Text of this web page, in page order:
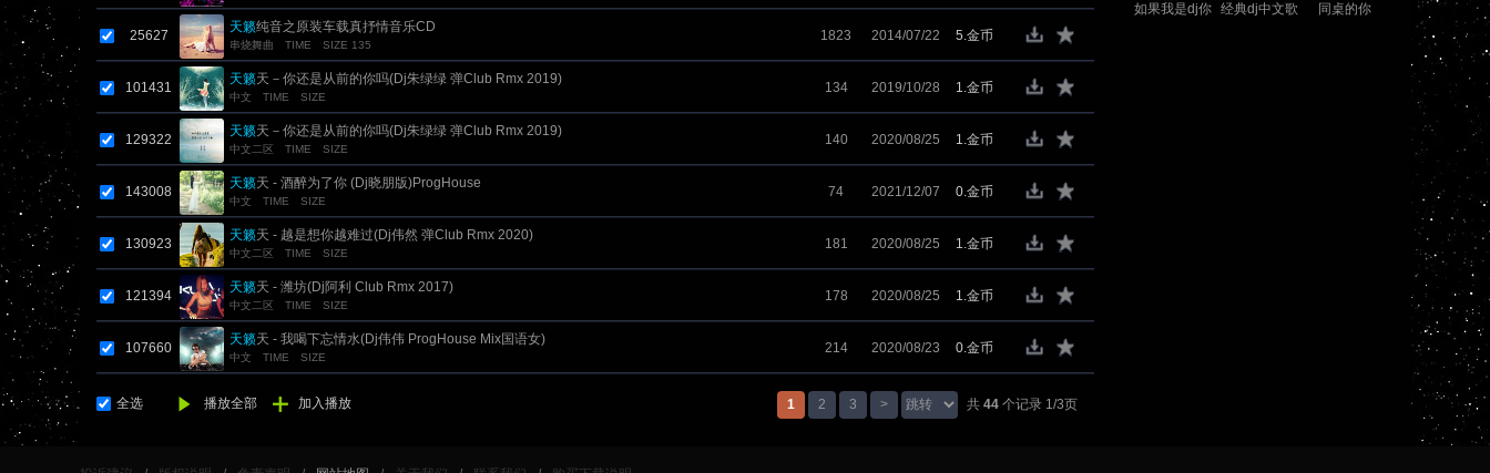
25627
天籁纯音之原装车载真抒情音乐CD
串烧舞曲 TIME SIZE 135
1823 2014/07/22 5.金币
101431
天籁天－你还是从前的你吗(Dj朱绿绿 弹Club Rmx 2019)
中文 TIME SIZE
134 2019/10/28 1.金币
129322
天籁天－你还是从前的你吗(Dj朱绿绿 弹Club Rmx 2019)
中文二区 TIME SIZE
140 2020/08/25 1.金币
143008
天籁天 - 酒醉为了你 (Dj晓朋版)ProgHouse
中文 TIME SIZE
74 2021/12/07 0.金币
130923
天籁天 - 越是想你越难过(Dj伟然 弹Club Rmx 2020)
中文二区 TIME SIZE
181 2020/08/25 1.金币
121394
天籁天 - 潍坊(Dj阿利 Club Rmx 2017)
中文二区 TIME SIZE
178 2020/08/25 1.金币
107660
天籁天 - 我喝下忘情水(Dj伟伟 ProgHouse Mix国语女)
中文 TIME SIZE
214 2020/08/23 0.金币
全选 播放全部 加入播放 1 2 3 > 共 44个记录 1/3页
如果我是dj你 经典dj中文歌
同桌的你